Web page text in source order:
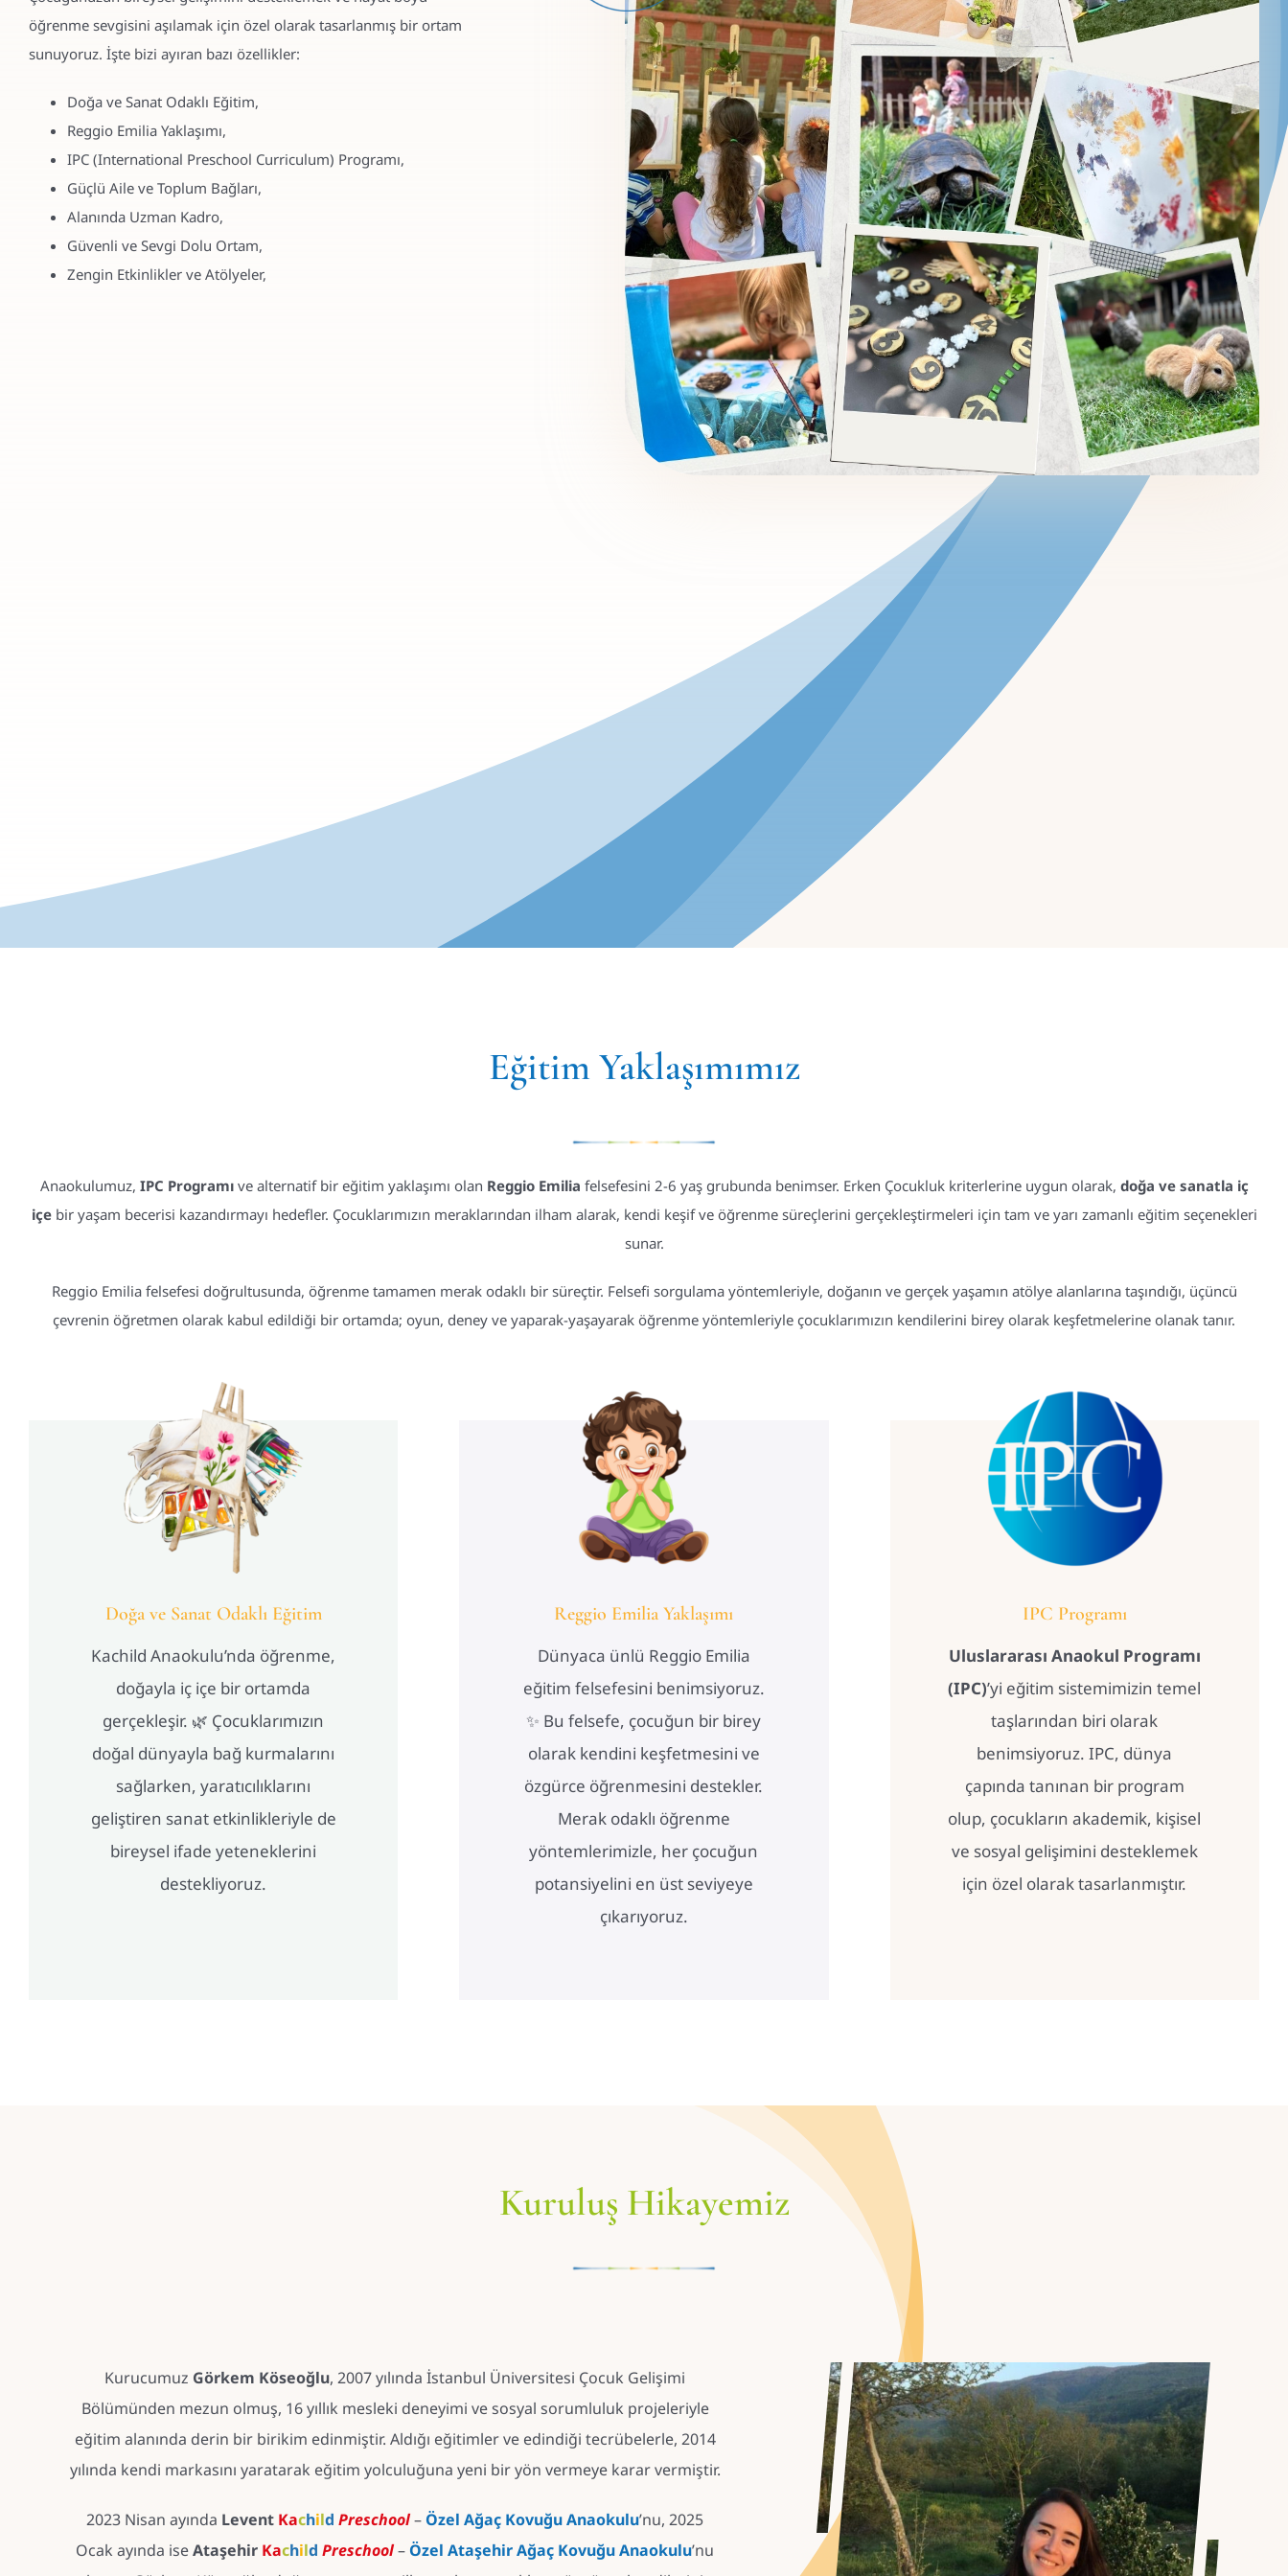
öğrenme sevgisini aşılamak için özel olarak tasarlanmış bir ortam
sunuyoruz. İşte bizi ayıran bazı özellikler:
Doğa ve Sanat Odaklı Eğitim,
Reggio Emilia Yaklaşımı,
IPC (International Preschool Curriculum) Programı,
Güçlü Aile ve Toplum Bağları,
Alanında Uzman Kadro,
Güvenli ve Sevgi Dolu Ortam,
Zengin Etkinlikler ve Atölyeler,
Eğitim Yaklaşımımız
Anaokulumuz, IPC Programıve alternatif bir eğitim yaklaşımı olan Reggio Emilia felsefesini 2-6 yaş grubunda benimser. Erken Çocukluk kriterlerine uygun olarak, doğa ve sanatla iç
içebir yaşam becerisi kazandırmayı hedefler. Çocuklarımızın meraklarından ilham alarak, kendi keşif ve öğrenme süreçlerini gerçekleştirmeleri için tam ve yarı zamanlı eğitim seçenekleri
sunar.
Reggio Emilia felsefesi doğrultusunda, öğrenme tamamen merak odaklı bir süreçtir. Felsefi sorgulama yöntemleriyle, doğanın ve gerçek yaşamın atölye alanlarına taşındığı, üçüncü
çevrenin öğretmen olarak kabul edildiği bir ortamda; oyun, deney ve yaparak-yaşayarak öğrenme yöntemleriyle çocuklarımızın kendilerini birey olarak keşfetmelerine olanak tanır.
Doğa ve Sanat Odaklı Eğitim
Kachild Anaokulu’nda öğrenme,
doğayla iç içe bir ortamda
gerçekleşir. 🌿 Çocuklarımızın
doğal dünyayla bağ kurmalarını
sağlarken, yaratıcılıklarını
geliştiren sanat etkinlikleriyle de
bireysel ifade yeteneklerini
destekliyoruz.
Reggio Emilia Yaklaşımı
Dünyaca ünlü Reggio Emilia
eğitim felsefesini benimsiyoruz.
✨ Bu felsefe, çocuğun bir birey
olarak kendini keşfetmesini ve
özgürce öğrenmesini destekler.
Merak odaklı öğrenme
yöntemlerimizle, her çocuğun
potansiyelini en üst seviyeye
çıkarıyoruz.
IPC Programı
Uluslararası Anaokul Programı
(IPC)’yi eğitim sistemimizin temel
taşlarından biri olarak
benimsiyoruz. IPC, dünya
çapında tanınan bir program
olup, çocukların akademik, kişisel
ve sosyal gelişimini desteklemek
için özel olarak tasarlanmıştır.
Kuruluş Hikayemiz
Kurucumuz Görkem Köseoğlu, 2007 yılında İstanbul Üniversitesi Çocuk Gelişimi
Bölümünden mezun olmuş, 16 yıllık mesleki deneyimi ve sosyal sorumluluk projeleriyle
eğitim alanında derin bir birikim edinmiştir. Aldığı eğitimler ve edindiği tecrübelerle, 2014
yılında kendi markasını yaratarak eğitim yolculuğuna yeni bir yön vermeye karar vermiştir.
2023 Nisan ayında Levent Kachild Preschool–Özel Ağaç Kovuğu Anaokulu’nu, 2025
Ocak ayında iseAtaşehir Kachild Preschool–Özel Ataşehir Ağaç Kovuğu Anaokulu’nu